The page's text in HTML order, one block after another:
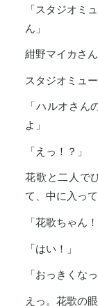
「スタジオミ
ん」
紺野マイカさん
スタジオミュ
「ハルオさ
よ」
「えっ！？」
花歌と二人で
て、中に入っ
「花歌ちゃん！
「はい！」
「おっきくな
えっ。花歌の